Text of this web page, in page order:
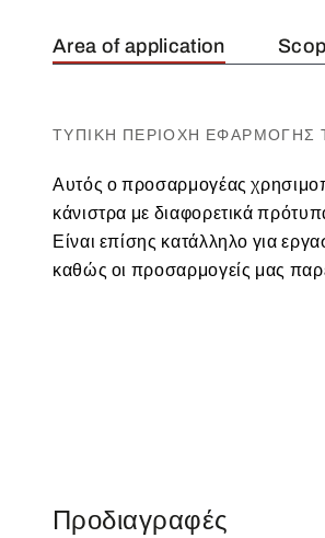
Area of application
ΤΥΠΙΚΉ ΠΕΡΙΟΧΉ ΕΦΑΡΜΟΓΉΣ
Αυτός ο προσαρμογέας
κάνιστρα με διαφορετικά
Είναι επίσης κατάλληλο για
καθώς οι προσαρμογείς μας
Προδιαγραφές